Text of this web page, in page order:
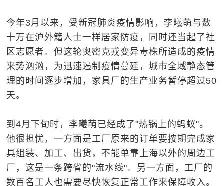
今年3月以来，受新冠肺炎疫情影响，李曦萌与数
十万在沪外籍人士一样居家防疫，同时还当起了社
区志愿者。但这轮奥密克戎变异毒株所造成的疫情
来势汹汹，为迅速遏制疫情蔓延，城市全域静态管
理的时间逐步增加，家具厂的生产业务暂停超过50
天。
到4月下旬时，李曦萌已经成了"热锅上的蚂蚁"。
他很担忧，一方面是工厂原来的订单要按期完成家
具组装、加工、出货，不能单靠上海以外的周边工
厂，这是一条跨省的"流水线"。另一方面，工厂的
数百名工人也需要尽快恢复正常工作来保障收入。